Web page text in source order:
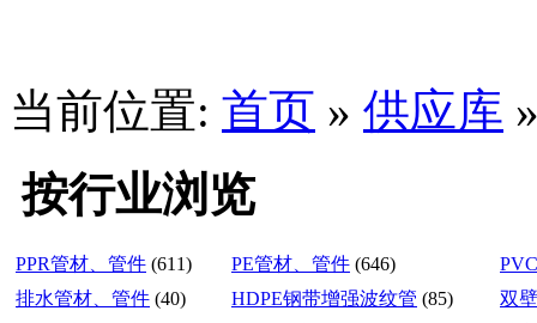
当前位置: 首页 » 供应库
按行业浏览
PPR管材、管件 (611) PE管材、管件 (646)
排水管材、管件 (40) HDPE钢带增强波纹管 (85)
双